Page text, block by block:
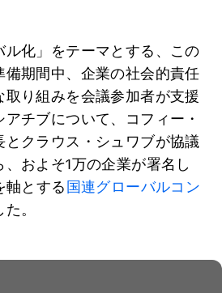
ル化」をテーマとする、この
期間中、企業の社会的責任
取り組みを会議参加者が支援
チブについて、コフィー・
とクラウス・シュワブが協議
およそ1万の企業が署名し
軸とする 国連グローバルコン
。